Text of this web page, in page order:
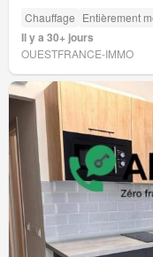
Chauffage Entièrement
Il y a 30+ jours
OUESTFRANCE-IMMO